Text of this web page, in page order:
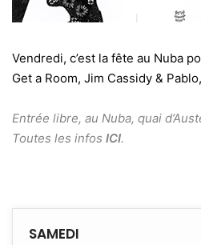
Vendredi, c’est la fête au Nuba
Get a Room, Jim Cassidy &
Entrée libre, au Nuba, quai
Toutes les infos ICI.
SAMEDI